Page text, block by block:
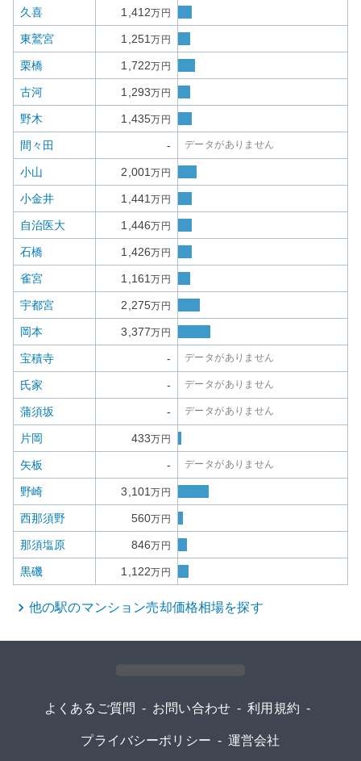
久喜 1,412万円
東鷲宮 1,251万円
栗橋 1,722万円
古河 1,293万円
野木 1,435万円
間々田 - データがありません
小山 2,001万円
小金井 1,441万円
自治医大 1,446万円
石橋 1,426万円
雀宮 1,161万円
宇都宮 2,275万円
岡本 3,377万円
宝積寺 - データがありません
氏家 - データがありません
蒲須坂 - データがありません
片岡 433万円
矢板 - データがありません
野崎 3,101万円
西那須野 560万円
那須塩原 846万円
黒磯 1,122万円
他の駅のマンション売却価格相場を探す
よくあるご質問 - お問い合わせ - 利用規約 -
プライバシーポリシー - 運営会社